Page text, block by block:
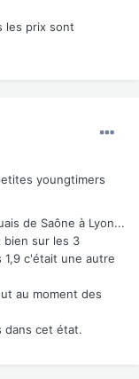
les prix sont
youngtimers
de Saône à Lyon...
bien sur les 3
1,9 c'était une autre
au moment des
dans cet état.